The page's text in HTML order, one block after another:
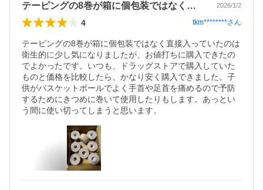
テーピングの8巻が箱に個包装ではなく直… 2026/1/2
4 tkm********さん
テーピングの8巻が箱に個包装ではなく直接入っていたのは
衛生的に少し気になりましたが、お値打ちに購入できたの
でよかったです。いつも、ドラッグストアで購入していた
ものと価格を比較したら、かなり安く購入できました。子
供がバスケットボールでよく手首や足首を痛めるので予防
するためにきつめに巻いて使用したりもします。あっとい
う間に使い切ってしまうと思います。